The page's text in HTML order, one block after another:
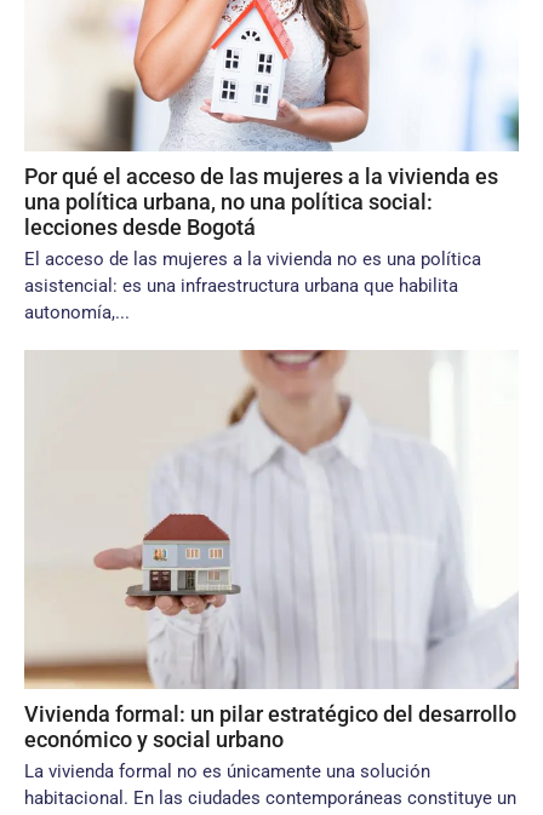
Por qué el acceso de las mujeres a la vivienda es
una política urbana, no una política social:
lecciones desde Bogotá
El acceso de las mujeres a la vivienda no es una política
asistencial: es una infraestructura urbana que habilita
autonomía,...
Vivienda formal: un pilar estratégico del desarrollo
económico y social urbano
La vivienda formal no es únicamente una solución
habitacional. En las ciudades contemporáneas constituye un